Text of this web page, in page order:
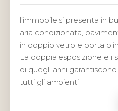
l’immobile si presenta in
aria condizionata,
in doppio vetro e porta
La doppia esposizione e i
di quegli anni
tutti gli ambienti